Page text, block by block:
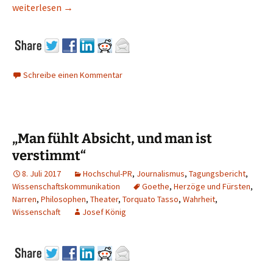
Wenn die Familie sich gelegentlich trifft …
weiterlesen →
Schreibe einen Kommentar
„Man fühlt Absicht, und man ist
verstimmt“
8. Juli 2017 Hochschul-PR, Journalismus, Tagungsbericht,
Wissenschaftskommunikation
Goethe, Herzöge und Fürsten,
Narren, Philosophen, Theater, Torquato Tasso, Wahrheit,
Wissenschaft
Josef König